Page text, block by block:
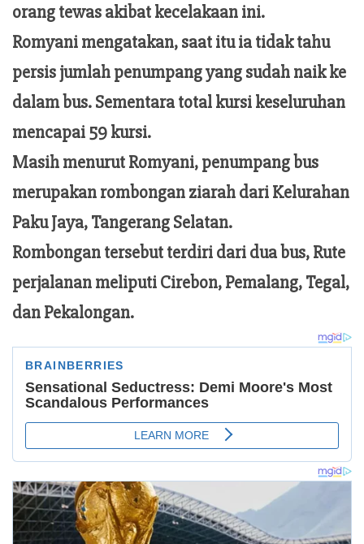
orang tewas akibat kecelakaan ini.
Romyani mengatakan, saat itu ia tidak tahu
persis jumlah penumpang yang sudah naik ke
dalam bus. Sementara total kursi keseluruhan
mencapai 59 kursi.
Masih menurut Romyani, penumpang bus
merupakan rombongan ziarah dari Kelurahan
Paku Jaya, Tangerang Selatan.
Rombongan tersebut terdiri dari dua bus, Rute
perjalanan meliputi Cirebon, Pemalang, Tegal,
dan Pekalongan.